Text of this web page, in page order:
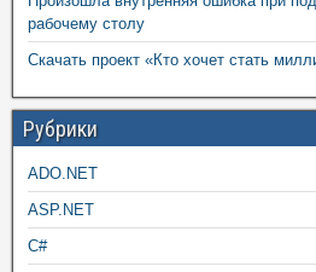
рабочему столу
Скачать проект «Кто хочет стать
Рубрики
ADO.NET
ASP.NET
C#